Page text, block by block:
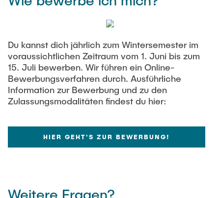
Du kannst dich jährlich zum Wintersemester im
voraussichtlichen Zeitraum vom 1. Juni bis zum
15. Juli bewerben. Wir führen ein Online-
Bewerbungsverfahren durch. Ausführliche
Information zur Bewerbung und zu den
Zulassungsmodalitäten findest du hier:
HIER GEHT'S ZUR BEWERBUNG!
Weitere Fragen?